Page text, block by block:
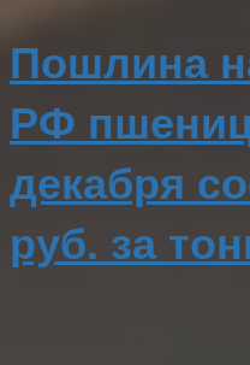
Пошлина
РФ
декабря
руб. за